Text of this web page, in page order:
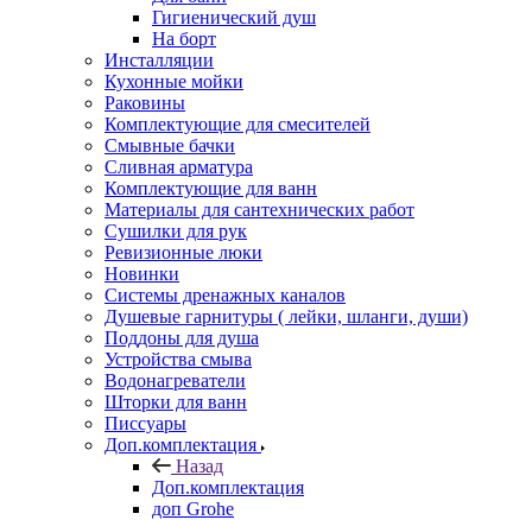
Гигиенический душ
На борт
Инсталляции
Кухонные мойки
Раковины
Комплектующие для смесителей
Смывные бачки
Сливная арматура
Комплектующие для ванн
Материалы для сантехнических работ
Сушилки для рук
Ревизионные люки
Новинки
Системы дренажных каналов
Душевые гарнитуры ( лейки, шланги, души)
Поддоны для душа
Устройства смыва
Водонагреватели
Шторки для ванн
Писсуары
Доп.комплектация
Назад
Доп.комплектация
доп Grohe